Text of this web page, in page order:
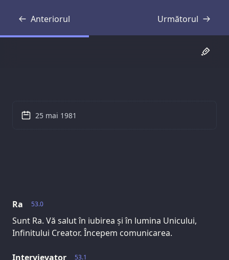
Anteriorul
Transcriere Următorul
Transcriere
53.0
Ra
Sunt Ra. Vă salut în iubirea și în lumina Unicului,
Infinitului Creator. Începem comunicarea.
53.1
Intervievator
25 mai 1981